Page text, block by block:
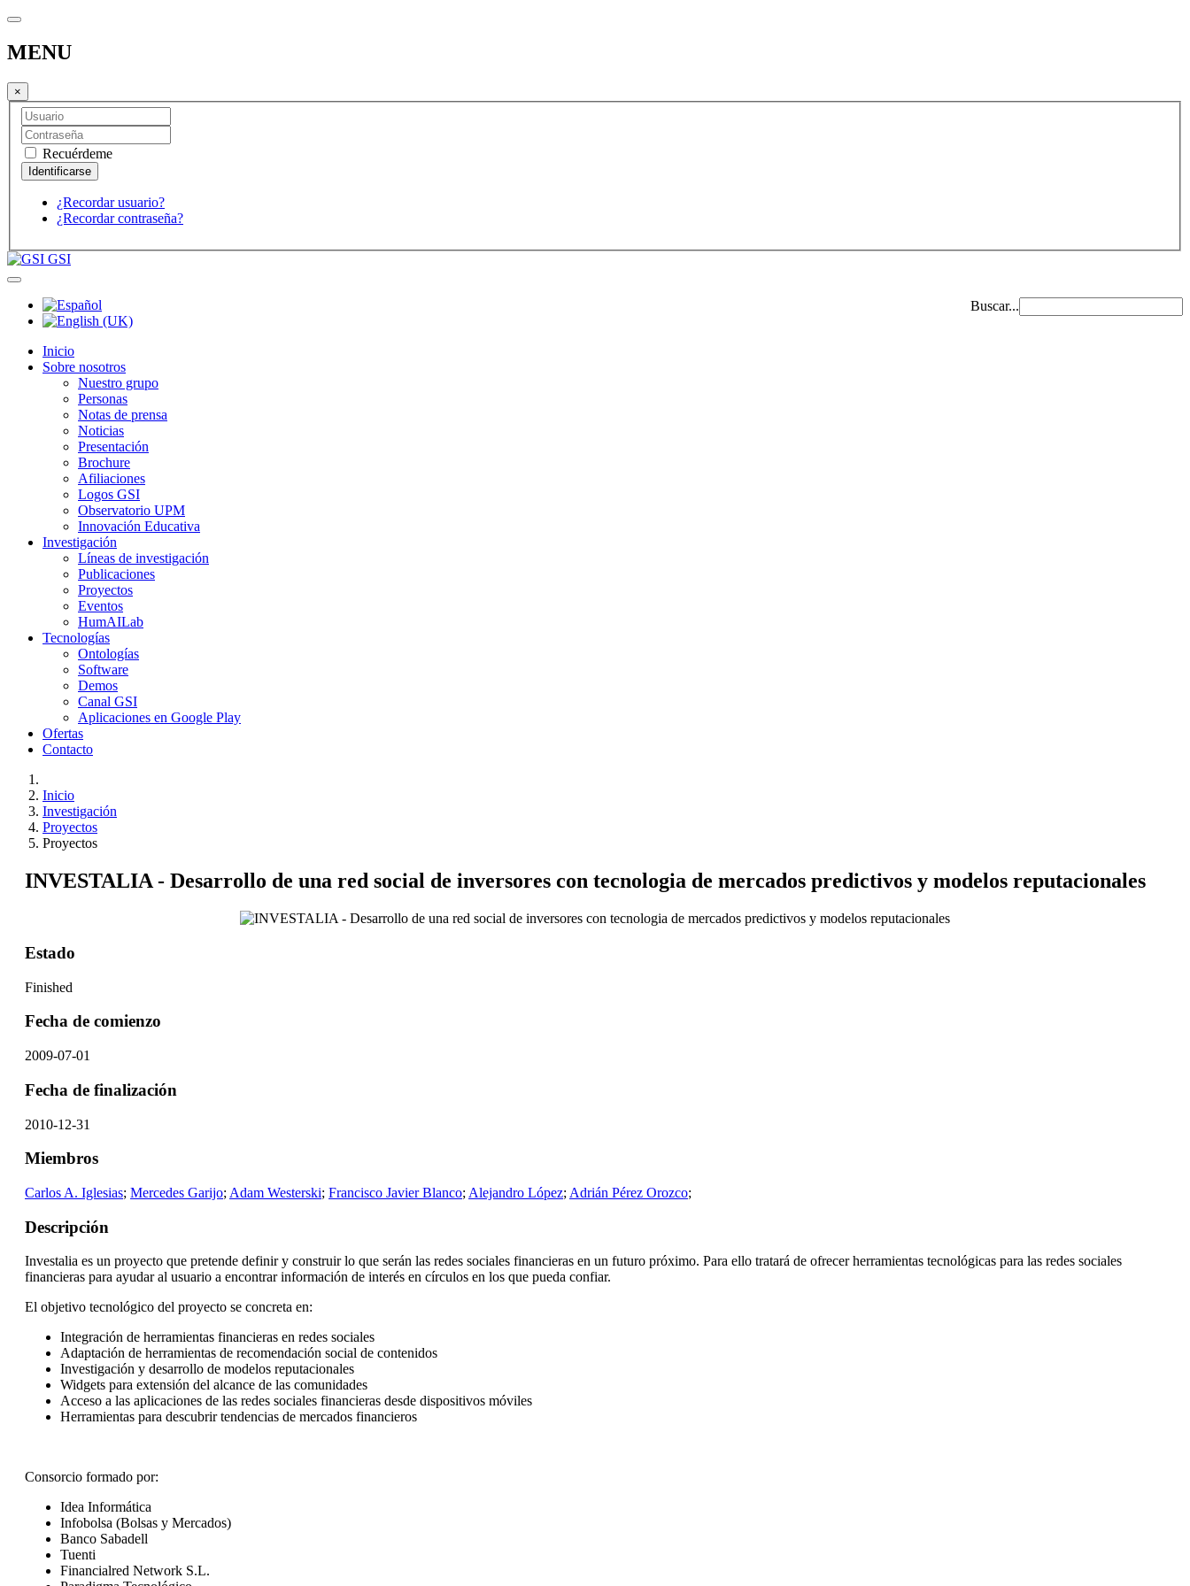
MENU
×
Recuérdeme
¿Recordar usuario?
¿Recordar contraseña?
GSI
Buscar...
Inicio
Sobre nosotros
Nuestro grupo
Personas
Notas de prensa
Noticias
Presentación
Brochure
Afiliaciones
Logos GSI
Observatorio UPM
Innovación Educativa
Investigación
Líneas de investigación
Publicaciones
Proyectos
Eventos
HumAILab
Tecnologías
Ontologías
Software
Demos
Canal GSI
Aplicaciones en Google Play
Ofertas
Contacto
Inicio
Investigación
Proyectos
Proyectos
INVESTALIA - Desarrollo de una red social de inversores con tecnologia de mercados predictivos y modelos reputacionales
Estado
Finished
Fecha de comienzo
2009-07-01
Fecha de finalización
2010-12-31
Miembros
Carlos A. Iglesias; Mercedes Garijo; Adam Westerski; Francisco Javier Blanco; Alejandro López; Adrián Pérez Orozco;
Descripción
Investalia es un proyecto que pretende definir y construir lo que serán las redes sociales financieras en un futuro próximo. Para ello tratará de ofrecer herramientas tecnológicas para las redes sociales
financieras para ayudar al usuario a encontrar información de interés en círculos en los que pueda confiar.
El objetivo tecnológico del proyecto se concreta en:
Integración de herramientas financieras en redes sociales
Adaptación de herramientas de recomendación social de contenidos
Investigación y desarrollo de modelos reputacionales
Widgets para extensión del alcance de las comunidades
Acceso a las aplicaciones de las redes sociales financieras desde dispositivos móviles
Herramientas para descubrir tendencias de mercados financieros
Consorcio formado por:
Idea Informática
Infobolsa (Bolsas y Mercados)
Banco Sabadell
Tuenti
Financialred Network S.L.